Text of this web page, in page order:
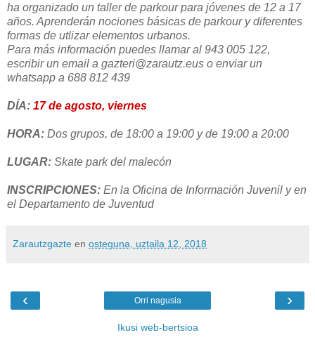
ha organizado un taller de parkour para jóvenes de 12 a 17
años. Aprenderán nociones básicas de parkour y diferentes
formas de utlizar elementos urbanos.
Para más información puedes llamar al 943 005 122,
escribir un email a gazteri@zarautz.eus o enviar un
whatsapp a 688 812 439
DÍA: 17 de agosto, viernes
HORA: Dos grupos, de 18:00 a 19:00 y de 19:00 a 20:00
LUGAR: Skate park del malecón
INSCRIPCIONES: En la Oficina de Información Juvenil y en
el Departamento de Juventud
Zarautzgazte en osteguna, uztaila 12, 2018
‹ ›
Orri nagusia
Ikusi web-bertsioa